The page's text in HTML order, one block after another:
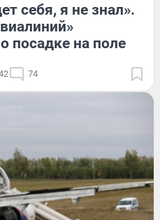
себя, я не знал».
посадке на поле
74